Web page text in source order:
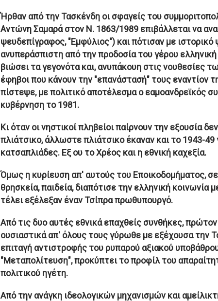
Ήρθαν από την Τασκένδη οι σφαγείς του
Αντώνη Σαμαρά στον Ν. 1863/1989 επιβάλλεται να
ψευδεπίγραφος, "Εμφύλιος") και πότισαν με
ανυπεράσπιστη από την προδοσία του γέρου ελληνική
βιώσει τα γεγονότα και, ανυπάκουη στις νουθεσίες
έφηβοι που κάνουν την "επανάστασή" τους εναντίον
πίστεψε, με πολιτικό αποτέλεσμα ο εαμοανδρεϊκός
κυβέρνηση το 1981.
Κι όταν οι νηστικοί πληβείοι παίρνουν την εξουσία
πλιάτσικο, άλλωστε πλιάτσικο έκαναν και το 1943-
κατσαπλιάδες. Εξ ου το Χρέος και η εθνική καχεξία.
Όμως η κυρίευση απ' αυτούς του Εποικοδομήματος, σε
θρησκεία, παιδεία, διαπότισε την ελληνική κοινωνία
τέλει εξέλεξαν έναν Τσίπρα πρωθυπουργό.
Από τις δυο αυτές εθνικά επαχθείς συνθήκες,
ουσιαστικά απ' όλους τους γύρωθε με εξέχουσα την
επιταγή αντιστροφής του ρυπαρού αξιακού
"Μεταπολίτευση", προκύπτει το προφίλ του
πολιτικού ηγέτη.
Από την ανάγκη ιδεολογικών μηχανισμών και